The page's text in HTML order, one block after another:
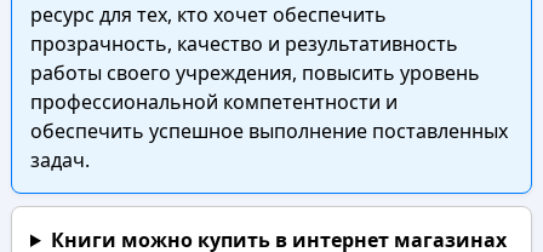
ресурс для тех, кто хочет обеспечить
прозрачность, качество и результативность
работы своего учреждения, повысить уровень
профессиональной компетентности и
обеспечить успешное выполнение поставленных
задач.
Книги можно купить в интернет магазинах